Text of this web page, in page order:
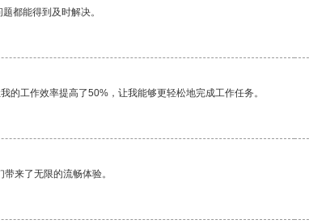
都能得到及时解决。
的工作效率提高了50%，让我能够更轻松地完成工作任务。
来了无限的流畅体验。